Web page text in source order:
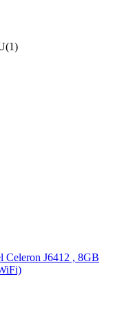
(1)
J6412 , 8GB